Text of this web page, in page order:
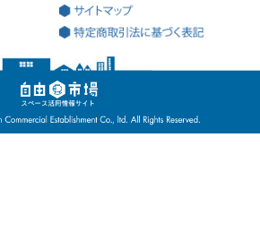
個人を意味する。
、当社が指定した、本サービスを利用するた
、第3条第4項に基づき、当社と会員の間で成
ビスの利用に関する契約を意味する。
は、著作権、特許権、実用新案権、商標権、
権（これらの権利を取得し、又はこれらの権
る一切の権利を含む）を意味する。